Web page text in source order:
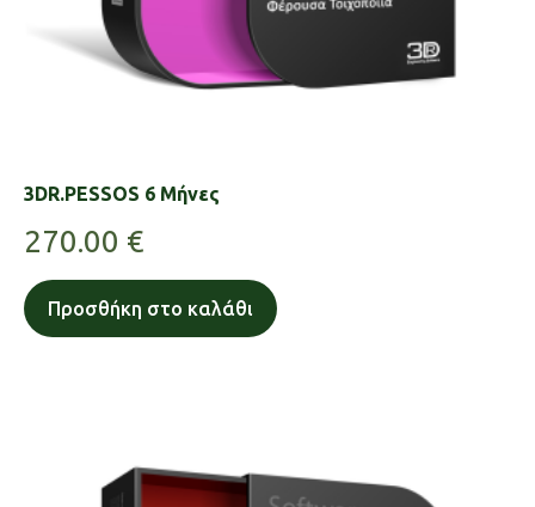
3DR.PESSOS 6 Μήνες
270.00 €
Προσθήκη στο καλάθι